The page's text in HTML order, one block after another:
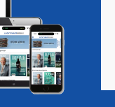
Vacatures